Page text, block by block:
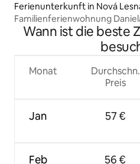
Ferienunterkunft in Nová
Familienferienwohnung
Wann ist die beste
Monat
Jan
Feb
Durchschn.
Preis
57 €
56 €